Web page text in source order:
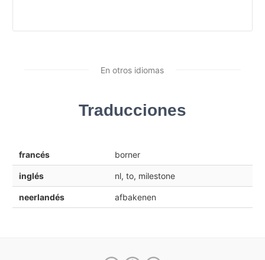
En otros idiomas
Traducciones
francés borner
inglés nl, to, milestone
neerlandés afbakenen